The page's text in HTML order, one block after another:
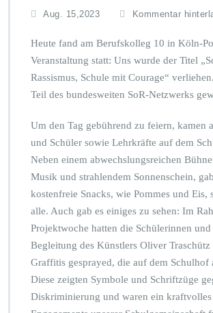
Aug. 15,2023 Kommentar
Heute fand am Berufskolleg 10 in Köln-
Veranstaltung statt: Uns wurde der Titel
Rassismus, Schule mit Courage“
Teil des bundesweiten SoR-Netzwerks
Um den Tag gebührend zu feiern, kamen
und Schüler sowie Lehrkräfte auf dem
Neben einem abwechslungsreichen
Musik und strahlendem Sonnenschein,
kostenfreie Snacks, wie Pommes und Eis,
alle. Auch gab es einiges zu sehen: Im
Projektwoche hatten die Schülerinnen
Begleitung des Künstlers Oliver
Graffitis gesprayed, die auf dem Schulhof
Diese zeigten Symbole und Schriftzüge
Diskriminierung und waren ein kraftvolles